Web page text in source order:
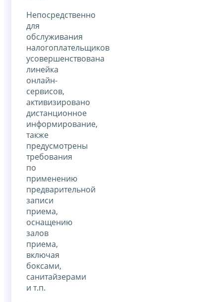
Непосредственно
для
обслуживания
налогоплательщиков
усовершенствована
линейка
онлайн-
сервисов,
активизировано
дистанционное
информирование,
также
предусмотрены
требования
по
применению
предварительной
записи
приема,
оснащению
залов
приема,
включая
боксами,
санитайзерами
и т.п.